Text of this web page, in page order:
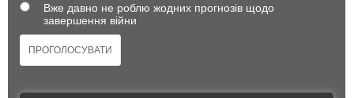
Вже давно не роблю жодних прогнозів щодо
завершення війни